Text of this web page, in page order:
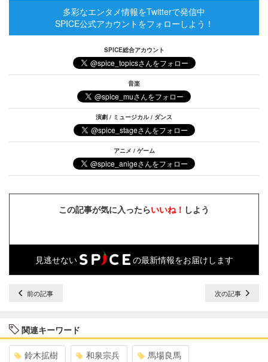
多彩なエンタメ情報をTwitterで発信中
SPICE公式アカウントをフォローしよう！
SPICE総合アカウント
音楽
演劇 / ミュージカル / ダンス
アニメ / ゲーム
この記事が気に入ったらいいね！ しよう
見逃せない の最新情報をお届けします
前の記事 次の記事
関連キーワード
鈴木拡樹 和泉宗兵 馬場良馬